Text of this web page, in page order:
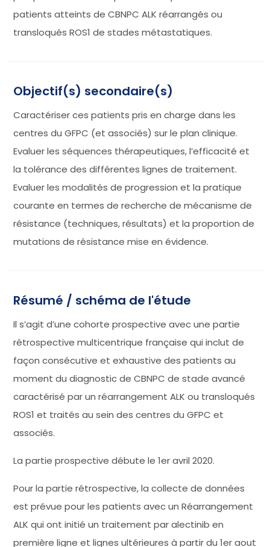
patients atteints de CBNPC ALK réarrangés ou
transloqués ROS1 de stades métastatiques.
Objectif(s) secondaire(s)
Caractériser ces patients pris en charge dans les
centres du GFPC (et associés) sur le plan clinique.
Evaluer les séquences thérapeutiques, l’efficacité et
la tolérance des différentes lignes de traitement.
Evaluer les modalités de progression et la pratique
courante en termes de recherche de mécanisme de
résistance (techniques, résultats) et la proportion de
mutations de résistance mise en évidence.
Résumé / schéma de l'étude
Il s’agit d’une cohorte prospective avec une partie
rétrospective multicentrique française qui inclut de
façon consécutive et exhaustive des patients au
moment du diagnostic de CBNPC de stade avancé
caractérisé par un réarrangement ALK ou transloqués
ROS1 et traités au sein des centres du GFPC et
associés.
La partie prospective débute le 1er avril 2020.
Pour la partie rétrospective, la collecte de données
est prévue pour les patients avec un Réarrangement
ALK qui ont initié un traitement par alectinib en
première ligne et lignes ultérieures à partir du 1er aout